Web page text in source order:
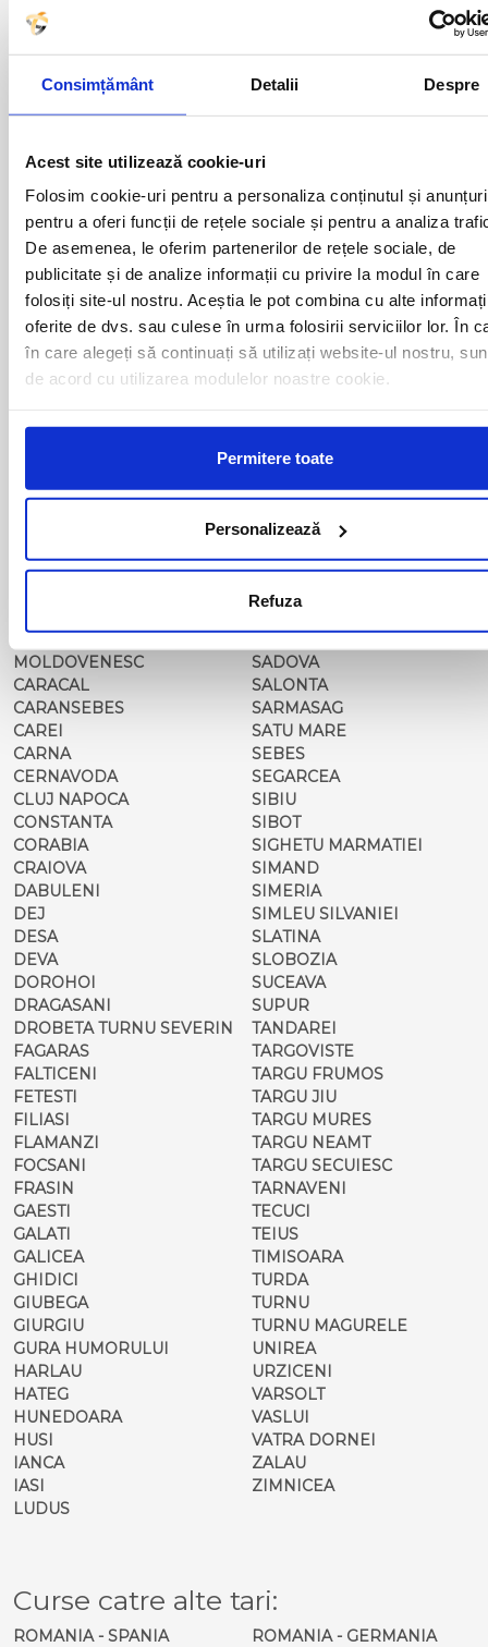
Consimțământ Detalii Despre
Acest site utilizează cookie-uri
Folosim cookie-uri pentru a personaliza conținutul și
pentru a oferi funcții de rețele sociale și pentru a analiza
De asemenea, le oferim partenerilor de rețele sociale, de
publicitate și de analize informații cu privire la modul în care
folosiți site-ul nostru. Aceștia le pot combina cu alte
oferite de dvs. sau culese în urma folosirii serviciilor lor. În
în care alegeți să continuați să utilizați website-ul nostru,
de acord cu utilizarea modulelor noastre cookie.
Permitere toate
Personalizează
Refuza
ADJUD
ALESD
ALEXANDRIA
BACAU
BAILE HERCULANE
BAILESTI
BALS-IS
BALS-OT
BARCA
BARLAD
BECHET
BECLEAN
BISTRET
BLAJ
BRASOV
CALAFAT
CAMPULUNG
MOLDOVENESC
CARACAL
CARANSEBES
CAREI
CARNA
CERNAVODA
CLUJ NAPOCA
CONSTANTA
CORABIA
CRAIOVA
DABULENI
DEJ
DESA
DEVA
DOROHOI
DRAGASANI
DROBETA TURNU SEVERIN
FAGARAS
FALTICENI
FETESTI
FILIASI
FLAMANZI
FOCSANI
FRASIN
GAESTI
GALATI
GALICEA
GHIDICI
GIUBEGA
GIURGIU
GURA HUMORULUI
HARLAU
HATEG
HUNEDOARA
HUSI
IANCA
IASI
LUDUS
MIZIL
MOINESTI
NUSFALAU
ONESTI
ORADEA
ORSOVA
PASCANI
PERICEI
PERISOR
PETROSANI
PIATRA NEAMT
PISCU VECHI
PLOIESTI
PODARI
RADOVAN
RAST
RESITA
RM. VALCEA
ROSIORII DE VEDE
SADOVA
SALONTA
SARMASAG
SATU MARE
SEBES
SEGARCEA
SIBIU
SIBOT
SIGHETU MARMATIEI
SIMAND
SIMERIA
SIMLEU SILVANIEI
SLATINA
SLOBOZIA
SUCEAVA
SUPUR
TANDAREI
TARGOVISTE
TARGU FRUMOS
TARGU JIU
TARGU MURES
TARGU NEAMT
TARGU SECUIESC
TARNAVENI
TECUCI
TEIUS
TIMISOARA
TURDA
TURNU
TURNU MAGURELE
UNIREA
URZICENI
VARSOLT
VASLUI
VATRA DORNEI
ZALAU
ZIMNICEA
Curse catre alte tari:
ROMANIA - SPANIA
ROMANIA - GERMANIA